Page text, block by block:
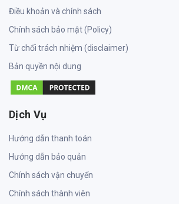
Điều khoản và chính sách
Chính sách bảo mật (Policy)
Từ chối trách nhiệm (disclaimer)
Bản quyền nội dung
Dịch Vụ
Hướng dẫn thanh toán
Hướng dẫn bảo quản
Chính sách vận chuyển
Chính sách thành viên